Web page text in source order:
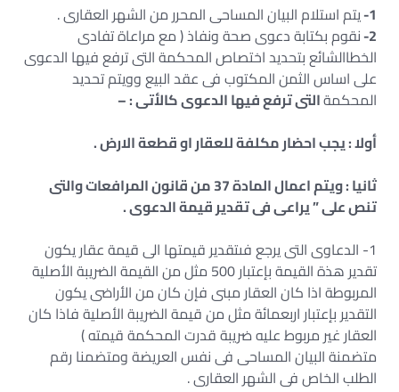
1- يتم استلام البيان المساحى المحرر من الشهر العقارى .
2- نقوم بكتابة دعوى صحة ونفاذ ( مع مراعاة تفادى
الخطاالشائع بتحديد اختصاص المحكمة التى ترفع فيها الدعوى
على اساس الثمن المكتوب فى عقد البيع وويتم تحديد
المحكمةالتى ترفع فيها الدعوى كالأتى : –
أولا : يجب احضار مكلفة للعقار او قطعة الارض .
ثانيا : ويتم اعمال المادة 37 من قانون المرافعات والتى
تنص على ” يراعى فى تقدير قيمة الدعوى .
1- الدعاوى التى يرجع فىتقدير قيمتها الى قيمة عقار يكون
تقدير هذة القيمة بإعتبار 500 مثل من القيمة الضريبة الأصلية
المربوطة اذا كان العقار مبنى فإن كان من الأراضى يكون
التقدير بإعتبار اربعمائة مثل من قيمة الضريبة الأصلية فاذا كان
العقار غير مربوط عليه ضريبة قدرت المحكمة قيمته )
متضمنة البيان المساحى فى نفس العريضة ومتضمنا رقم
الطلب الخاص فى الشهر العقارى .